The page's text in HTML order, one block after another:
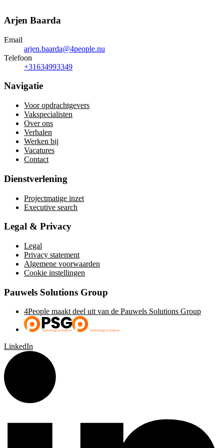
Arjen Baarda
Email
arjen.baarda@4people.nu
Telefoon
+31634993349
Navigatie
Voor opdrachtgevers
Vakspecialisten
Over ons
Verhalen
Werken bij
Vacatures
Contact
Dienstverlening
Projectmatige inzet
Executive search
Legal & Privacy
Legal
Privacy statement
Algemene voorwaarden
Cookie instellingen
Pauwels Solutions Group
4People maakt deel uit van de Pauwels Solutions Group
LinkedIn